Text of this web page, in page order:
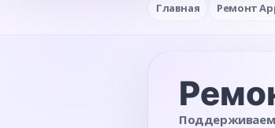
Главная Ремонт